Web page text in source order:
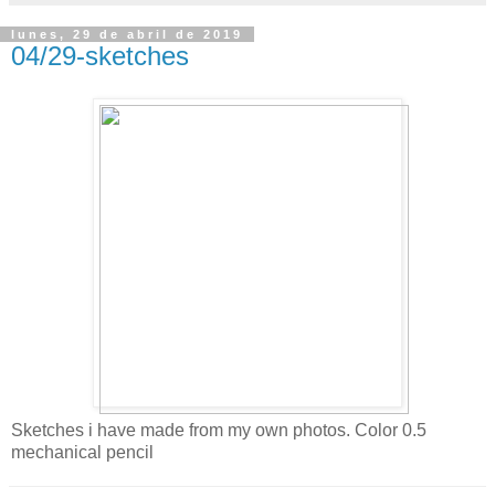
lunes, 29 de abril de 2019
04/29-sketches
Sketches i have made from my own photos. Color 0.5
mechanical pencil